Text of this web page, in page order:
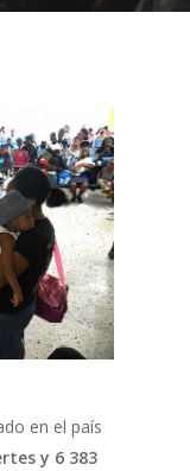
en el país
y 6 383